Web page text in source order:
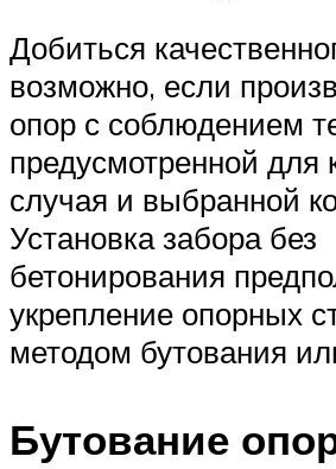
Добиться
возможно, если
опор с соблюдением
предусмотренной для
случая и выбранной
Установка забора без
бетонирования
укрепление опорных
методом бутования
Бутование